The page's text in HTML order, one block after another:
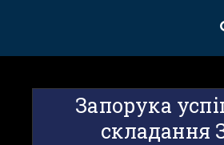
Запорука
складання